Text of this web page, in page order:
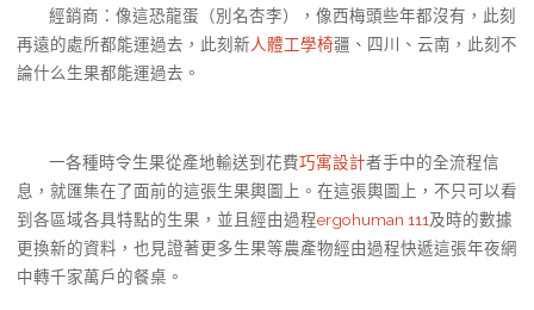
經銷商：像這恐龍蛋（別名杏李），像西梅頭些年都沒有，此刻
再遠的處所都能運過去，此刻新人體工學椅疆、四川、云南，此刻不
論什么生果都能運過去。
一各種時令生果從產地輸送到花費巧寓設計者手中的全流程信
息，就匯集在了面前的這張生果輿圖上。在這張輿圖上，不只可以看
到各區域各具特點的生果，並且經由過程ergohuman 111及時的數據
更換新的資料，也見證著更多生果等農產物經由過程快遞這張年夜網
中轉千家萬戶的餐桌。